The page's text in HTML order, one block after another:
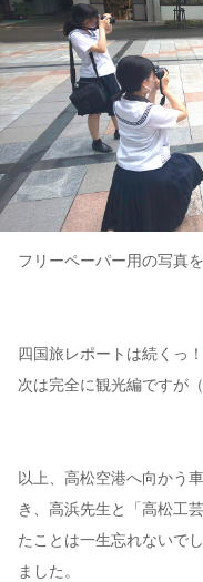
フリーペーパー用の写真
四国旅レポートは続くっ！
次は完全に観光編ですが（
以上、高松空港へ向かう
き、高浜先生と「高松工
たことは一生忘れないで
ました。